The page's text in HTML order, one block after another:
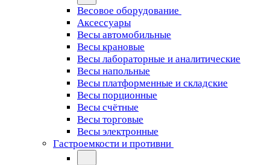
Весовое оборудование
Аксессуары
Весы автомобильные
Весы крановые
Весы лабораторные и аналитические
Весы напольные
Весы платформенные и складские
Весы порционные
Весы счётные
Весы торговые
Весы электронные
Гастроемкости и противни